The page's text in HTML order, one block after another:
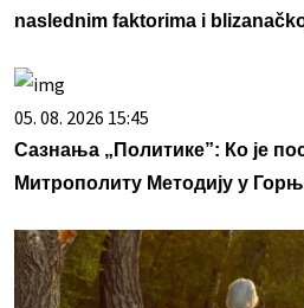
naslednim faktorima i
05. 08. 2026 15:45
Сазнања „Политике”: Ко је
Митрополиту Методију у